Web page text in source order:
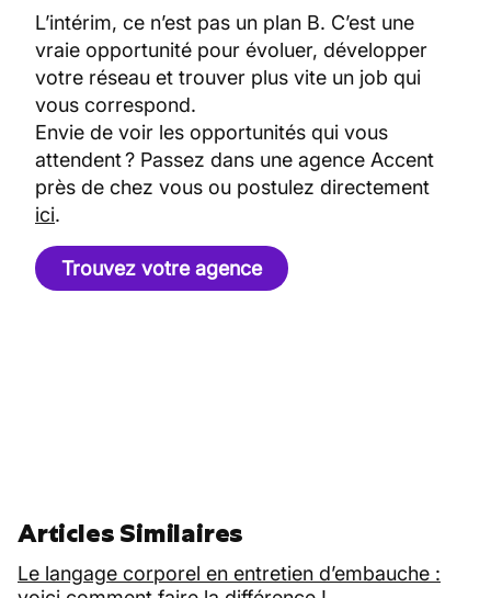
L’intérim, ce n’est pas un plan B. C’est une
vraie opportunité pour évoluer, développer
votre réseau et trouver plus vite un job qui
vous correspond.
Envie de voir les opportunités qui vous
attendent ? Passez dans une agence Accent
près de chez vous ou postulez directement
ici.
Trouvez votre agence
Articles Similaires
Le langage corporel en entretien d’embauche :